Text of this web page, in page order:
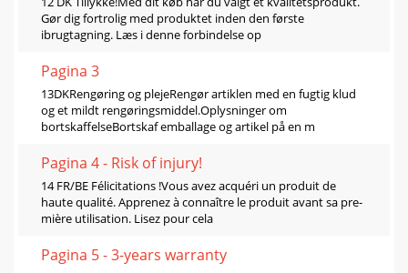
Gør dig fortrolig med produktet inden den første
ibrugtagning. Læs i denne forbindelse op
Pagina 3
13DKRengøring og plejeRengør artiklen med en fugtig klud
og et mildt rengøringsmiddel.Oplysninger om
bortskaﬀelseBortskaf emballage og artikel på en m
Pagina 4 - Risk of injury!
14 FR/BE Félicitations !Vous avez acquéri un produit de
haute qualité. Apprenez à connaître le produit avant sa pre-
mière utilisation. Lisez pour cela
Pagina 5 - 3-years warranty